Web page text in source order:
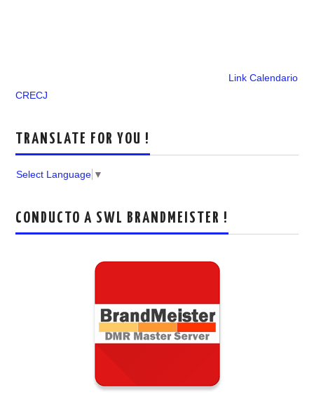
Link Calendario
CRECJ
TRANSLATE FOR YOU !
Select Language ▼
CONDUCTO A SWL BRANDMEISTER !